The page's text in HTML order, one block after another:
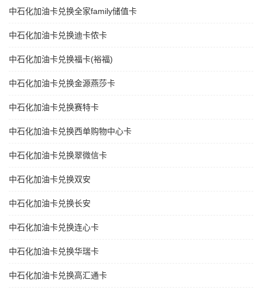
中石化加油卡兑换全家family储值卡
中石化加油卡兑换迪卡侬卡
中石化加油卡兑换福卡(裕福)
中石化加油卡兑换金源燕莎卡
中石化加油卡兑换赛特卡
中石化加油卡兑换西单购物中心卡
中石化加油卡兑换翠微信卡
中石化加油卡兑换双安
中石化加油卡兑换长安
中石化加油卡兑换连心卡
中石化加油卡兑换华瑞卡
中石化加油卡兑换高汇通卡